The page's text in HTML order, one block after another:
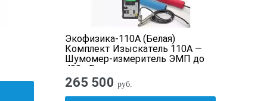
Экофизика-110А (Белая)
Комплект Изыскатель 110А —
Шумомер-измеритель ЭМП до
400 кГц
265 500 руб.